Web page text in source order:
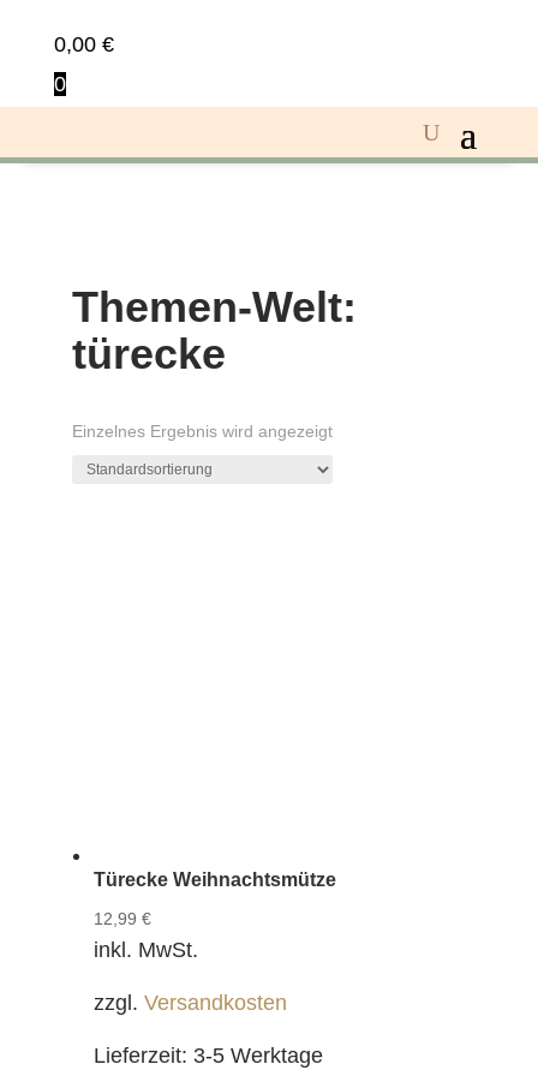
0,00 €
0
Themen-Welt:
türecke
Einzelnes Ergebnis wird angezeigt
Türecke Weihnachtsmütze
12,99 €
inkl. MwSt.
zzgl. Versandkosten
Lieferzeit: 3-5 Werktage